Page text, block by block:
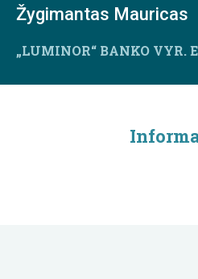
Žygimantas Mauricas
„LUMINOR“ BANKO VYR.